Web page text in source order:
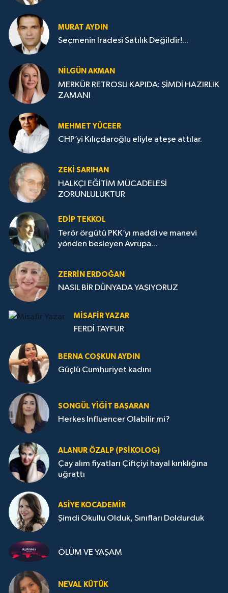
MURAT AYDIN
Seçmenin İradesi Satılık Değildir!...
NILGÜN AKMAN
MERKÜR RETROSU KAPIDA: ŞİMDİ HAZIRLIK
ZAMANI
MEHMET YÜCEER
CHP’yi Kılıçdaroğlu eliyle ateşe attılar.
ZEKI SARIHAN
HALKÇI EĞİTİM MÜCADELESİ
ZORUNLULUKTUR
EDIP TEKKOL
Terör örgütü PKK’yı maddi ve manevi
yönden besleyen Avrupa...
ZERRIN ERDOĞAN
NASIL BİR DÜNYADA YAŞIYORUZ
MISAFIR YAZAR
FERDİ TAYFUR
BERNA COŞKUN AYDIN
Güçlü Cumhuriyet kadını
SONGÜL YIĞIT BAŞARAN
Herkes Influencer Olabilir mi?
ALANUR ÖZALP (PSIKOLOG)
Çay alım fiyatları Çiftçiyi hayal kırıklığına
uğrattı
ASIYE KOCADEMİR
Şimdi Okullu Olduk, Sınıfları Doldurduk
ÖLÜM VE YAŞAM
NEVAL KÜTÜK